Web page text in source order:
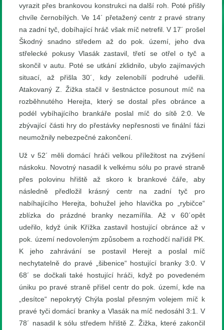
vyrazit přes brankovou konstrukci na další roh. Poté přišly
chvíle černobílých. Ve 14´ přetažený centr z pravé strany
na zadní tyč, dobíhající hráč však míč netrefil. V 17´ prošel
Škodný snadno středem až do pok. území, jeho dva
střelecké pokusy Vlasák zastavil, třetí se otřel o tyč a
skončil v autu. Poté se utkání zklidnilo, ubylo zajímavých
situací, až přišla 30´, kdy zelenobílí podruhé udeřili.
Atakovaný Z. Žižka stačil v šestnáctce posunout míč na
rozběhnutého Herejta, který se dostal přes obránce a
podél vybíhajícího brankáře poslal míč do sítě 2:0. Ve
zbývající části hry do přestávky nepřesnosti ve finální fázi
neumožnily nebezpečné zakončení.
Už v 52´ měli domácí hráči velkou příležitost na zvýšení
náskoku. Novotný nasadil k velkému sólu po pravé straně
přes polovinu hřiště až skoro k brankové čáře, aby
následně předložil krásný centr na zadní tyč pro
nabíhajícího Herejta, bohužel jeho hlavička po „rybičce“
zblízka do prázdné branky nezamířila. Až v 60´opět
udeřilo, když únik Křížka zastavil hostující obránce až v
pok. území nedovoleným způsobem a rozhodčí nařídil PK.
K jeho zahrávání se postavil Herejt a poslal míč
nechytatelně do pravé „šibenice“ hostující branky 3:0. V
68´ se dočkali také hostující hráči, když po povedeném
úniku po pravé straně přišel centr do pok. území, kde na
„desítce“ nepokrytý Chýla poslal přesným volejem míč k
pravé tyči domácí branky a Vlasák na míč nedosáhl 3:1. V
78´ nasadil k sólu středem hřiště Z. Žižka, které zakončil